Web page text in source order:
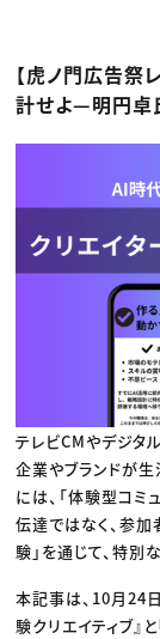
プログラミング
マーケティング
ディレクション
業界解説・キ
お役立ち基礎
アプリクリエ
ゲームクリエ
映像クリエイ
クリエイター
ニュース・トレ
ニュース・トレ
ゲーム・エンタ
広告
出版
CREATIVE
プ
【虎ノ門広告祭
計せよ—明円卓
テレビCMやデジタ
企業やブランドが
には、「体験型コミ
伝達ではなく、参加
験」を通じて、特別
本記事は、10月24
験クリエイティブ』